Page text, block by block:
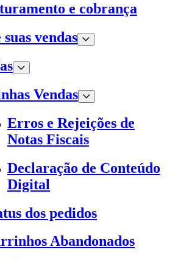
e cobrança
vendas
Vendas
Erros e Rejeições de
Notas Fiscais
Declaração de Conteúdo
Digital
dos pedidos
Abandonados